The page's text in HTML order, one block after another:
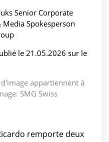
Senior Corporate
Spokesperson
le 21.05.2026 sur le
appartiennent à
SMG Swiss
remporte deux